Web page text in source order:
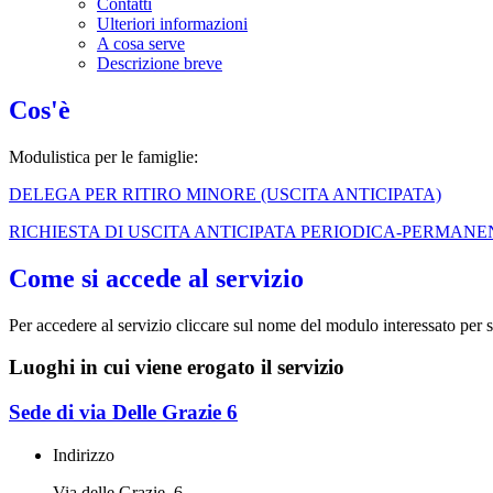
Contatti
Ulteriori informazioni
A cosa serve
Descrizione breve
Cos'è
Modulistica per le famiglie:
DELEGA PER RITIRO MINORE (USCITA ANTICIPATA)
RICHIESTA DI USCITA ANTICIPATA PERIODICA-
Come si accede al servizio
Per accedere al servizio cliccare sul nome del modulo interessato per
Luoghi in cui viene erogato il servizio
Sede di via Delle Grazie 6
Indirizzo